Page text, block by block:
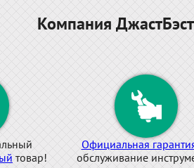
Компания
товар!
Официальная
обслуживание